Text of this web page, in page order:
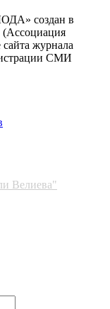
создан в
журнала
СМИ
Велиева"